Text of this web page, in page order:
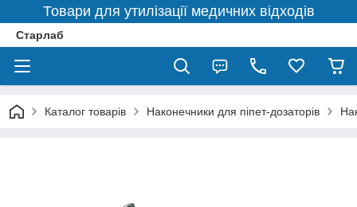
Товари для утилізації медичних відходів
Старлаб
Каталог товарів Наконечники для піпет-дозаторів